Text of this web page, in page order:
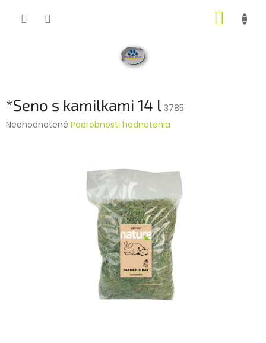
*Seno s kamilkami 14 l 3785
Priemerné
Neohodnotené Podrobnosti hodnotenia